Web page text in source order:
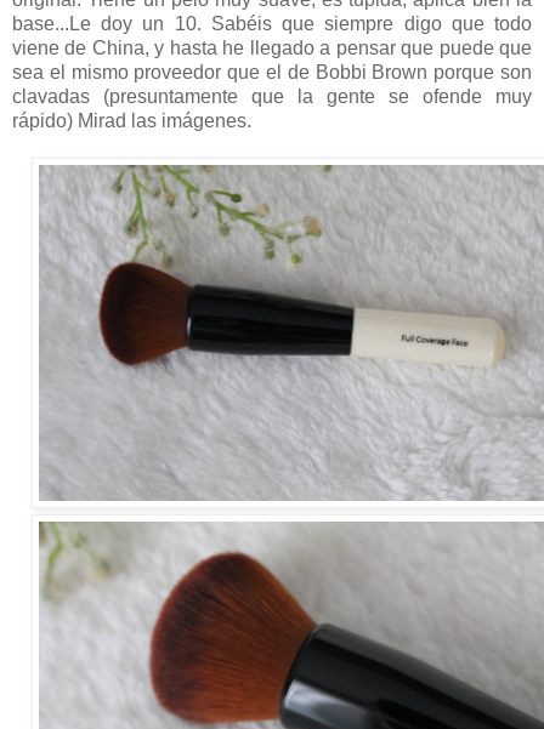
base...Le doy un 10. Sabéis que siempre digo que todo
viene de China, y hasta he llegado a pensar que puede que
sea el mismo proveedor que el de Bobbi Brown porque son
clavadas (presuntamente que la gente se ofende muy
rápido) Mirad las imágenes.